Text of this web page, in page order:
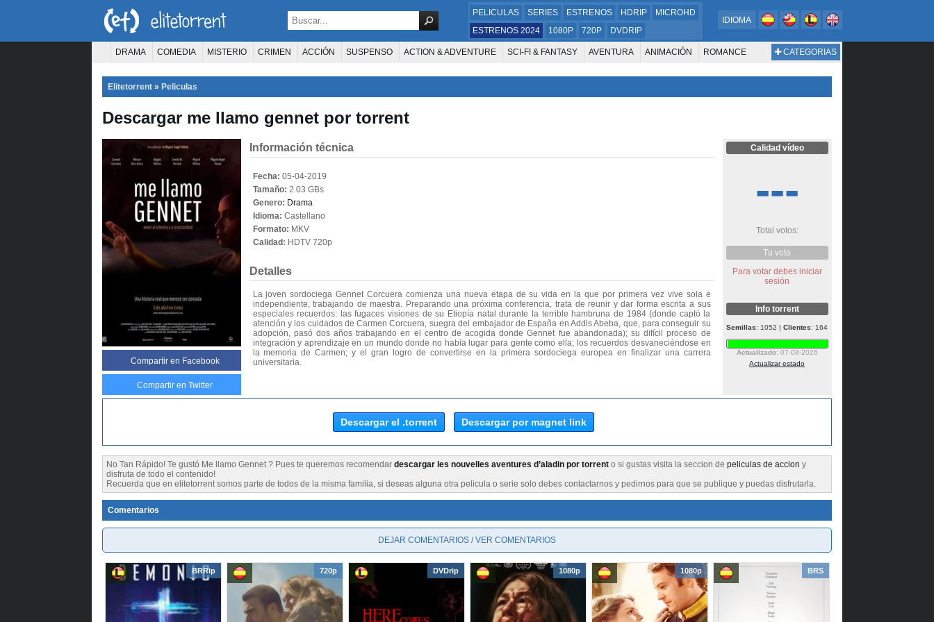
PELICULAS SERIES ESTRENOS HDRIP
MICROHD
ESTRENOS 2024
1080P 720P DVDRIP
IDIOMA
CATEGORIAS
DRAMA COMEDIA MISTERIO CRIMEN ACCIÓN SUSPENSO ACTION & ADVENTURE SCI-FI & FANTASY AVENTURA ANIMACIÓN ROMANCE
Elitetorrent » Peliculas
Descargar me llamo gennet por torrent
Compartir en Facebook
Compartir en Twitter
Información técnica
Fecha: 05-04-2019
Tamaño: 2.03 GBs
Genero: Drama
Idioma: Castellano
Formato: MKV
Calidad: HDTV 720p
Detalles
La joven sordociega Gennet Corcuera comienza una nueva etapa de su vida en la que por primera vez vive sola e
independiente, trabajando de maestra. Preparando una próxima conferencia, trata de reunir y dar forma escrita a sus
especiales recuerdos: las fugaces visiones de su Etiopía natal durante la terrible hambruna de 1984 (donde captó la
atención y los cuidados de Carmen Corcuera, suegra del embajador de España en Addis Abeba, que, para conseguir su
adopción, pasó dos años trabajando en el centro de acogida donde Gennet fue abandonada); su difícil proceso de
integración y aprendizaje en un mundo donde no había lugar para gente como ella; los recuerdos desvaneciéndose en
la memoria de Carmen; y el gran logro de convertirse en la primera sordociega europea en finalizar una carrera
universitaria.
Calidad vídeo
---
Total votos:
Tu voto
Para votar debes iniciar
sesión
Info torrent
Semillas: 1052 |Clientes: 164
Actualizado: 07-08-2026
Actualizar estado
Descargar el .torrent Descargar por magnet link
No Tan Rápido! Te gustó Me llamo Gennet ? Pues te queremos recomendar descargar les nouvelles aventures d’aladin por torrent o si gustas visita la seccion de peliculas de accion y
disfruta de todo el contenido!
Recuerda que en elitetorrent somos parte de todos de la misma familia, si deseas alguna otra pelicula o serie solo debes contactarnos y pedirnos para que se publique y puedas disfrutarla.
Comentarios
DEJAR COMENTARIOS / VER COMENTARIOS
BRRip 720p DVDrip 1080p 1080p BRS